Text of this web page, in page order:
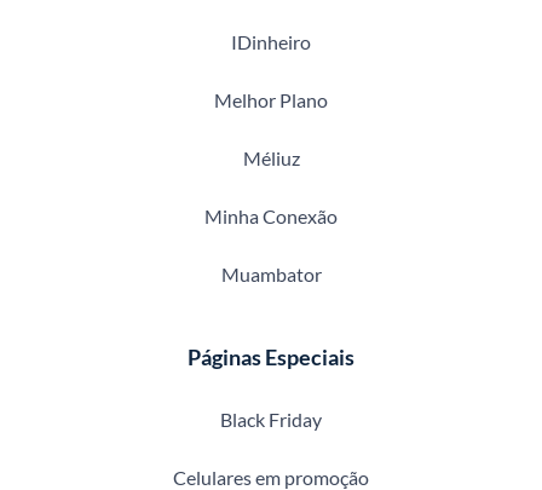
IDinheiro
Melhor Plano
Méliuz
Minha Conexão
Muambator
Páginas Especiais
Black Friday
Celulares em promoção